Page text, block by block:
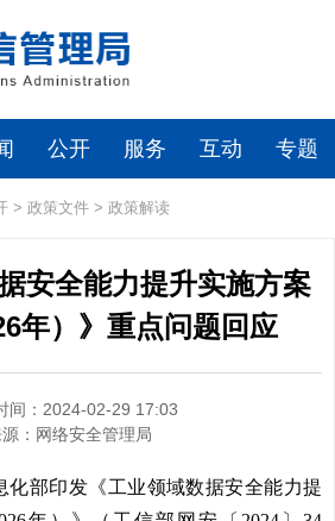
公开 服务 互动 专题
> 政策文件 > 政策解读
安全能力提升实施方案
年）》重点问题回应
间：2024-02-29 17:03
： 网络安全管理局
化部印发《工业领域数据安全能力提